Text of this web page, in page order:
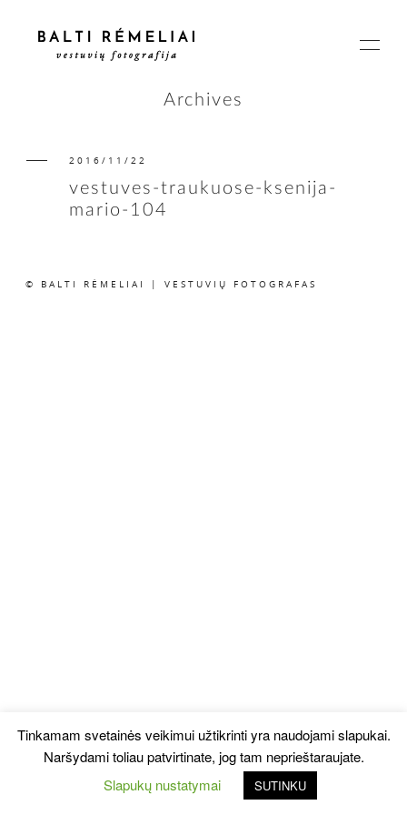
PAGRINDINIS
ISTORIJOS
Archives
2016/11/22
vestuves-traukuose-ksenija-
mario-104
© BALTI RĖMELIAI | VESTUVIŲ FOTOGRAFAS
Tinkamam svetainės veikimui užtikrinti yra naudojami slapukai.
Naršydami toliau patvirtinate, jog tam neprieštaraujate.
Slapukų nustatymai
SUTINKU